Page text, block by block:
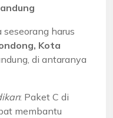
harus
Kota
di antaranya
: Paket C di
membantu